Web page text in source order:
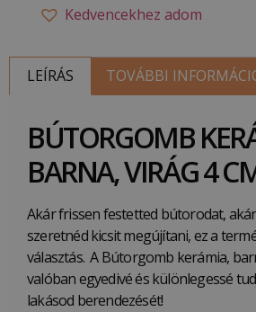
Kedvencekhez adom
LEÍRÁS TOVÁBBI
BÚTORGOMB
BARNA, VIRÁG 4
Akár frissen festetted bútorodat,
szeretnéd kicsit megújítani, ez a
választás. A Bútorgomb kerámia,
valóban egyedivé és különlegessé
lakásod berendezését!